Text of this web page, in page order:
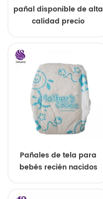
pañal disponible de alta
calidad precio
Pañales de tela para
bebés recién nacidos